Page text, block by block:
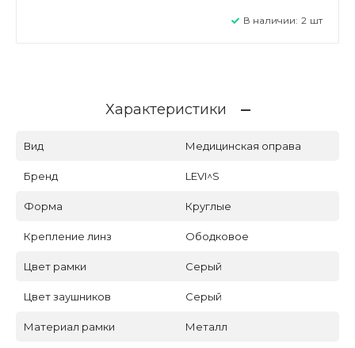
В наличии: 2 шт
Характеристики
Вид Медицинская оправа
Бренд LEVI^S
Форма Круглые
Крепление линз Ободковое
Цвет рамки Серый
Цвет заушников Серый
Материал рамки Металл